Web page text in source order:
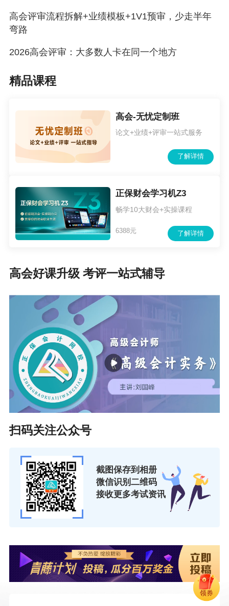
高会评审流程拆解+业绩模板+1V1预审，少走半年
弯路
2026高会评审：大多数人卡在同一个地方
精品课程
高会-无忧定制班
论文+业绩+评审一站式服务
了解详情
正保财会学习机Z3
畅学10大财会+实操课程
了解详情
6388元
高会好课升级 考评一站式辅导
扫码关注公众号
截图保存到相册
微信识别二维码
接收更多考试资讯
领券